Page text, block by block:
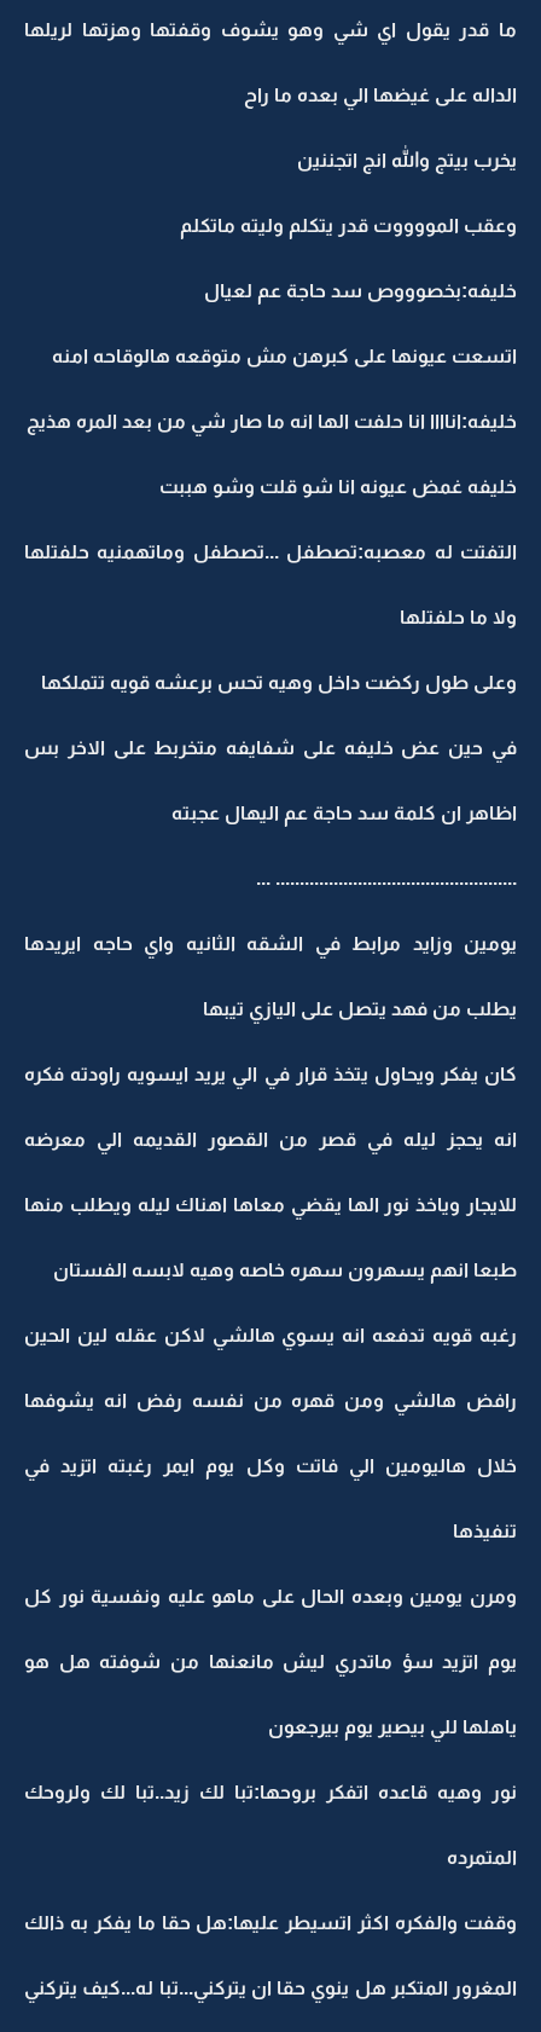
ما قدر يقول اي شي وهو يشوف وقفتها وهزتها لريلها
الداله على غيضها الي بعده ما راح
يخرب بيتج والله انج اتجننين
وعقب المووووت قدر يتكلم وليته ماتكلم
خليفه:بخصوووص سد حاجة عم لعيال
اتسعت عيونها على كبرهن مش متوقعه هالوقاحه امنه
خليفه:اناااا انا حلفت الها انه ما صار شي من بعد المره هذيج
خليفه غمض عيونه انا شو قلت وشو هببت
التفتت له معصبه:تصطفل ...تصطفل وماتهمنيه حلفتلها
ولا ما حلفتلها
وعلى طول ركضت داخل وهيه تحس برعشه قويه تتملكها
في حين عض خليفه على شفايفه متخربط على الاخر بس
اظاهر ان كلمة سد حاجة عم اليهال عجبته
.................................................. ...
يومين وزايد مرابط في الشقه الثانيه واي حاجه ايريدها
يطلب من فهد يتصل على اليازي تيبها
كان يفكر ويحاول يتخذ قرار في الي يريد ايسويه راودته فكره
انه يحجز ليله في قصر من القصور القديمه الي معرضه
للايجار وياخذ نور الها يقضي معاها اهناك ليله ويطلب منها
طبعا انهم يسهرون سهره خاصه وهيه لابسه الفستان
رغبه قويه تدفعه انه يسوي هالشي لاكن عقله لين الحين
رافض هالشي ومن قهره من نفسه رفض انه يشوفها
خلال هاليومين الي فاتت وكل يوم ايمر رغبته اتزيد في
تنفيذها
ومرن يومين وبعده الحال على ماهو عليه ونفسية نور كل
يوم اتزيد سؤ ماتدري ليش مانعنها من شوفته هل هو
ياهلها للي بيصير يوم بيرجعون
نور وهيه قاعده اتفكر بروحها:تبا لك زيد..تبا لك ولروحك
المتمرده
وقفت والفكره اكثر اتسيطر عليها:هل حقا ما يفكر به ذالك
المغرور المتكبر هل ينوي حقا ان يتركني...تبا له...كيف يتركني